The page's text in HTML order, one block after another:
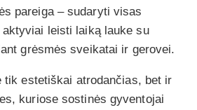
pareiga – sudaryti visas
leisti laiką lauke su
grėsmės sveikatai ir gerovei.
tik estetiškai atrodančias, bet ir
kuriose sostinės gyventojai